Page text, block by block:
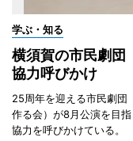
学ぶ・知る
横須賀の市民劇
協力呼びかけ
25周年を迎える市民劇団
作る会）が8月公演を目
協力を呼びかけている。